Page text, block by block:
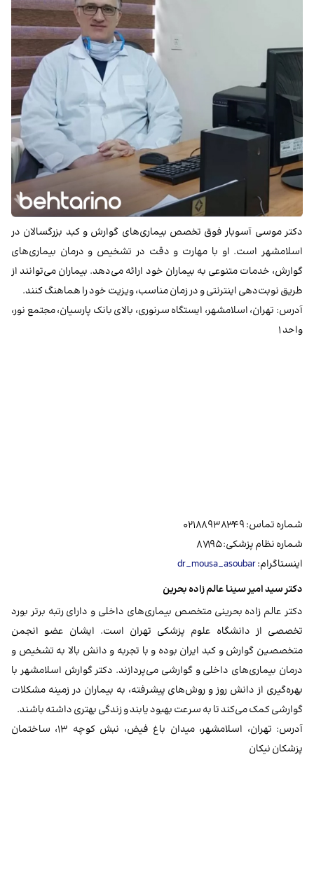
دکتر موسی آسوبار فوق تخصص بیماری‌های گوارش و کبد بزرگسالان در
اسلامشهر است. او با مهارت و دقت در تشخیص و درمان بیماری‌های
گوارش، خدمات متنوعی به بیماران خود ارائه می‌دهد. بیماران می‌توانند از
طریق نوبت‌دهی اینترنتی و در زمان مناسب، ویزیت خود را هماهنگ کنند.
آدرس: تهران، اسلامشهر، ایستگاه سرنوری، بالای بانک پارسیان، مجتمع نور،
واحد ۱
شماره تماس: ۰۲۱۸۸۹۳۸۳۴۹
شماره نظام پزشکی: ۸۷۱۹۵
اینستاگرام:dr_mousa_asoubar
دکتر سید امیر سینا عالم زاده بحرین
دکتر عالم زاده بحرینی متخصص بیماری‌های داخلی و دارای رتبه برتر بورد
تخصصی از دانشگاه علوم پزشکی تهران است. ایشان عضو انجمن
متخصصین گوارش و کبد ایران بوده و با تجربه و دانش بالا به تشخیص و
درمان بیماری‌های داخلی و گوارشی می‌پردازند. دکتر گوارش اسلامشهر با
بهره‌گیری از دانش روز و روش‌های پیشرفته، به بیماران در زمینه مشکلات
گوارشی کمک می‌کند تا به سرعت بهبود یابند و زندگی بهتری داشته باشند.
آدرس: تهران، اسلامشهر، میدان باغ فیض، نبش کوچه ۱۳، ساختمان
پزشکان نیکان